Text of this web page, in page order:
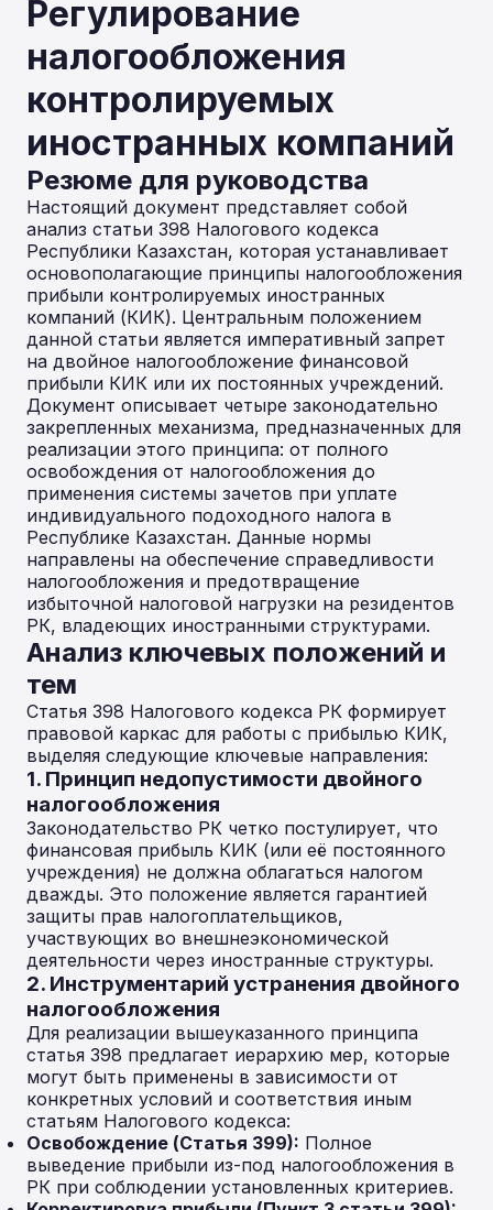
Регулирование
налогообложения
контролируемых
иностранных компаний
Резюме для руководства
Настоящий документ представляет собой
анализ статьи 398 Налогового кодекса
Республики Казахстан, которая устанавливает
основополагающие принципы налогообложения
прибыли контролируемых иностранных
компаний (КИК). Центральным положением
данной статьи является императивный запрет
на двойное налогообложение финансовой
прибыли КИК или их постоянных учреждений.
Документ описывает четыре законодательно
закрепленных механизма, предназначенных для
реализации этого принципа: от полного
освобождения от налогообложения до
применения системы зачетов при уплате
индивидуального подоходного налога в
Республике Казахстан. Данные нормы
направлены на обеспечение справедливости
налогообложения и предотвращение
избыточной налоговой нагрузки на резидентов
РК, владеющих иностранными структурами.
Анализ ключевых положений и
тем
Статья 398 Налогового кодекса РК формирует
правовой каркас для работы с прибылью КИК,
выделяя следующие ключевые направления:
1. Принцип недопустимости двойного
налогообложения
Законодательство РК четко постулирует, что
финансовая прибыль КИК (или её постоянного
учреждения) не должна облагаться налогом
дважды. Это положение является гарантией
защиты прав налогоплательщиков,
участвующих во внешнеэкономической
деятельности через иностранные структуры.
2. Инструментарий устранения двойного
налогообложения
Для реализации вышеуказанного принципа
статья 398 предлагает иерархию мер, которые
могут быть применены в зависимости от
конкретных условий и соответствия иным
статьям Налогового кодекса:
Освобождение (Статья 399): Полное
выведение прибыли из-под налогообложения в
РК при соблюдении установленных критериев.